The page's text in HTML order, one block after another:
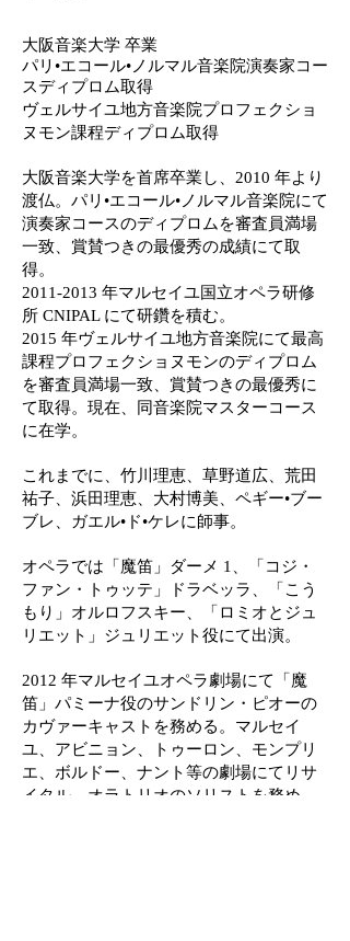
大阪音楽大学 卒業
パリ•エコール•ノルマル音楽院演奏家コー
スディプロム取得
ヴェルサイユ地方音楽院プロフェクショ
ヌモン課程ディプロム取得
大阪音楽大学を首席卒業し、2010 年より
渡仏。パリ•エコール•ノルマル音楽院にて
演奏家コースのディプロムを審査員満場
一致、賞賛つきの最優秀の成績にて取
得。
2011-2013 年マルセイユ国立オペラ研修
所 CNIPAL にて研鑽を積む。
2015 年ヴェルサイユ地方音楽院にて最高
課程プロフェクショヌモンのディプロム
を審査員満場一致、賞賛つきの最優秀に
て取得。現在、同音楽院マスターコース
に在学。
これまでに、竹川理恵、草野道広、荒田
祐子、浜田理恵、大村博美、ペギー•ブー
ブレ、ガエル•ド•ケレに師事。
オペラでは「魔笛」ダーメ 1、「コジ・
ファン・トゥッテ」ドラベッラ、「こう
もり」オルロフスキー、「ロミオとジュ
リエット」ジュリエット役にて出演。
2012 年マルセイユオペラ劇場にて「魔
笛」パミーナ役のサンドリン・ピオーの
カヴァーキャストを務める。 マルセイ
ユ、アビニョン、トゥーロン、モンプリ
エ、ボルドー、ナント等の劇場にてリサ
イ タル、オラトリオのソリストを務め